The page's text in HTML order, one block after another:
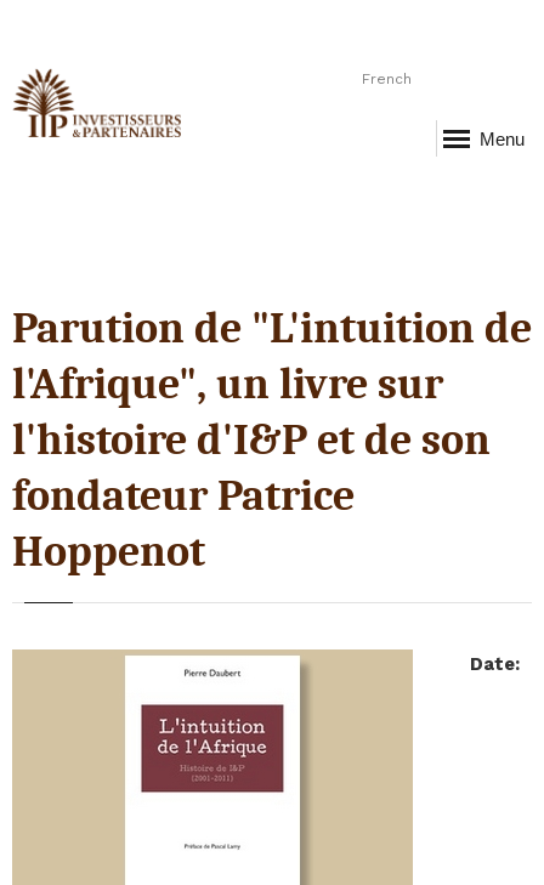
French
Menu
Parution de "L'intuition de
l'Afrique", un livre sur
l'histoire d'I&P et de son
fondateur Patrice
Hoppenot
Date: